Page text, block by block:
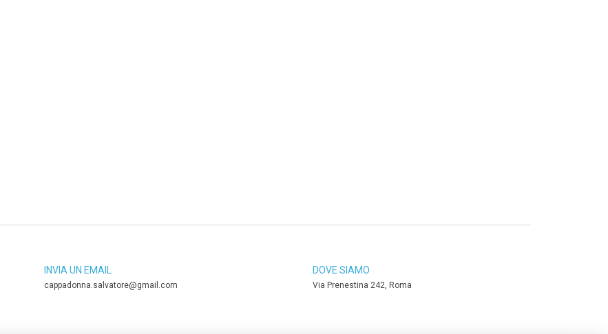
INVIA UN EMAIL
cappadonna.salvatore@gmail.com
DOVE SIAMO
Via Prenestina 242, Roma